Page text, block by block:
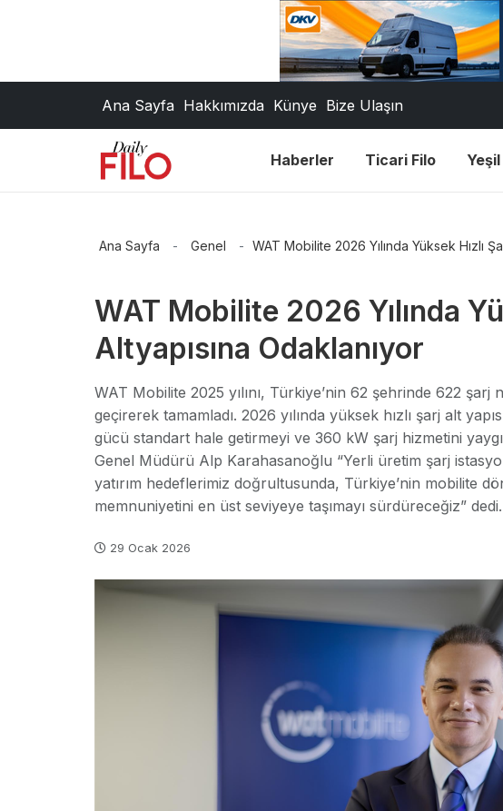
Ana Sayfa Hakkımızda Künye Bize Ulaşın
Haberler Ticari Filo
Ana Sayfa - Genel - WAT Mobilite 2026 Yılında Yüksek Hızlı
WAT Mobilite 2026 Yılında
Altyapısına Odaklanıyor
WAT Mobilite 2025 yılını, Türkiye’nin 62 şehrinde 622 şarj
geçirerek tamamladı. 2026 yılında yüksek hızlı şarj alt
gücü standart hale getirmeyi ve 360 kW şarj hizmetini
Genel Müdürü Alp Karahasanoğlu “Yerli üretim şarj
yatırım hedeflerimiz doğrultusunda, Türkiye’nin mobilite
memnuniyetini en üst seviyeye taşımayı sürdüreceğiz” dedi.
29 Ocak 2026